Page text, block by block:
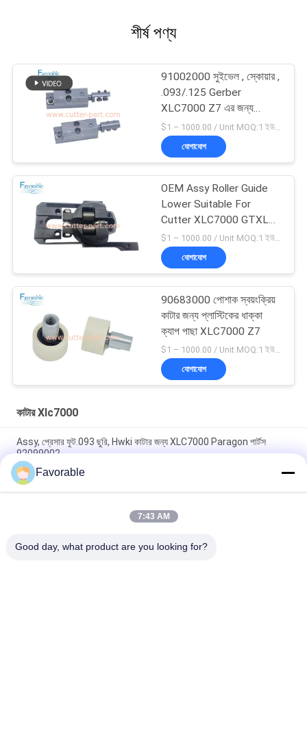
শীর্ষ পণ্য
91002000 সুইভেল , স্কোয়ার ,
.093/.125 Gerber
XLC7000 Z7 এর জন্য
উপযুক্ত
যোগাযোগ
OEM Assy Roller Guide
Lower Suitable For
Cutter XLC7000 GTXL
পার্ট 94065000
$1 – 1000.00 / Unit MOQ:1 ইউনিট/ইউনিট অবহেলিত
যোগাযোগ
90683000 পোশাক স্বয়ংক্রিয়
কাটার জন্য প্লাস্টিকের ধাক্কা
ক্যাপ পাছা XLC7000 Z7
$1 – 1000.00 / Unit MOQ:1 ইউনিট/ইউনিট অবহেলিত
যোগাযোগ
কাটার Xlc7000
Assy, প্রেসার ফুট.093 ছুরি, Hwki কাটার জন্য XLC7000 Paragon পার্টস
92099002
90565000 বেল্ট ক্ল্যাম্প ক্যাপ মোবাইল অটো কাটার XLC7000 / Z7 এর জন্য
উপযুক্ত
অটো কাটার জন্য Wendon W40-3-104 রটার স্লিপিং যোগাযোগ করুন XCL7000
Favorable
7:43 AM
Good day, what product are you looking for?